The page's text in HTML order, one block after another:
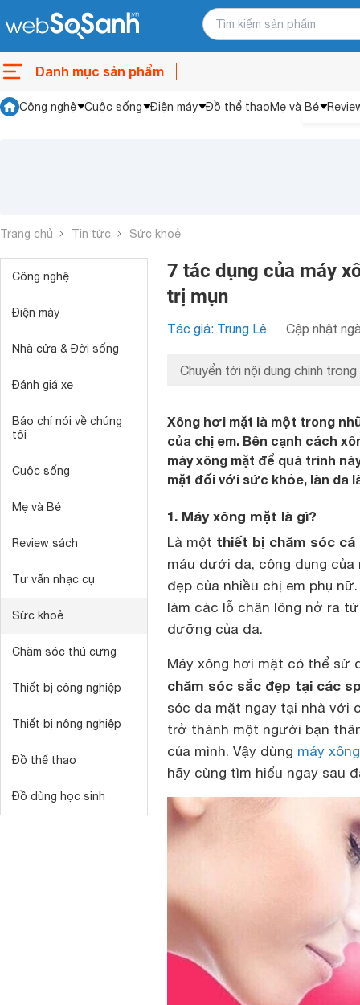
Danh mục sản phẩm
Công nghệ Cuộc sống Điện máy Đồ thể thaoMẹ và Bé
Trang chủ Tin tức Sức khoẻ
Công nghệ
Điện máy
Nhà cửa & Đời sống
Đánh giá xe
Báo chí nói về chúng
tôi
Cuộc sống
Mẹ và Bé
Review sách
Tư vấn nhạc cụ
Sức khoẻ
Chăm sóc thú cưng
Thiết bị công nghiệp
Thiết bị nông nghiệp
Đồ thể thao
Đồ dùng học sinh
7 tác dụng của máy
trị mụn
Tác giả: Trung Lê Cập nhật
Chuyển tới nội dung chính trong
Xông hơi mặt là một trong
của chị em. Bên cạnh cách
máy xông mặt để quá trình
mặt đối với sức khỏe, làn da
1. Máy xông mặt là gì?
Là một thiết bị chăm sóc cá
máu dưới da, công dụng
đẹp của nhiều chị em phụ
làm các lỗ chân lông nở ra
dưỡng của da.
Máy xông hơi mặt có thể sử
chăm sóc sắc đẹp tại các
sóc da mặt ngay tại nhà với
trở thành một người bạn
của mình. Vậy dùng máy
hãy cùng tìm hiểu ngay sau